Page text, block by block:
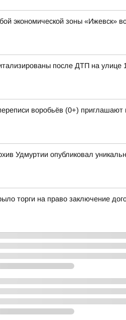
экономической зоны «Ижевск»
после ДТП на улице
воробьёв (0+)
Удмуртии опубликовал
торги на право заключение